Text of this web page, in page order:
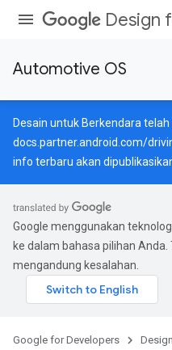
Design
Automotive OS
Desain untuk Berkendara
docs.partner.android.com/
info terbaru akan
Google menggunakan
ke dalam bahasa pilihan
mengandung kesalahan.
Google for Developers